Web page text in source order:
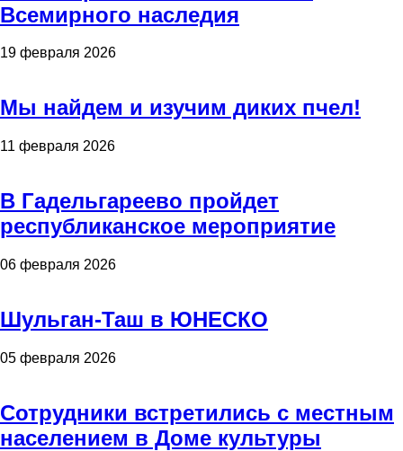
Всемирного наследия
19 февраля 2026
Мы найдем и изучим диких пчел!
11 февраля 2026
В Гадельгареево пройдет
республиканское мероприятие
06 февраля 2026
Шульган-Таш в ЮНЕСКО
05 февраля 2026
Сотрудники встретились с местным
населением в Доме культуры